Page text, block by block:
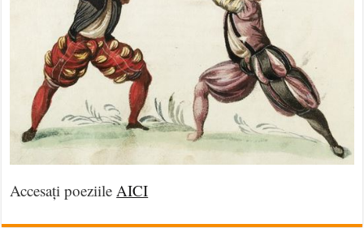
Accesați poeziile AICI